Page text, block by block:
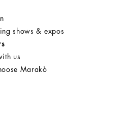
shows & expos
us
Marakò